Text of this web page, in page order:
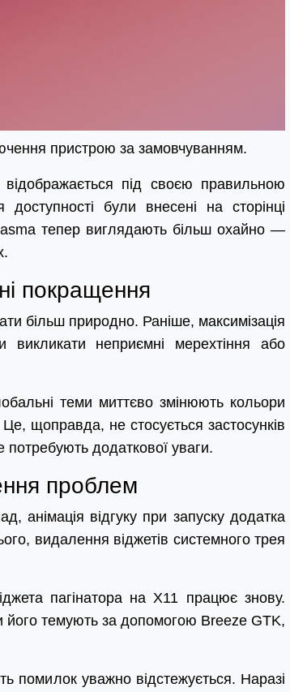
пристрою за замовчуванням.
під своєю правильною
були внесені на сторінці
тепер виглядають більш охайно —
покращення
більш природно. Раніше, максимізація
неприємні мерехтіння або
теми миттєво змінюють кольори
щоправда, не стосується застосунків
потребують додаткової уваги.
проблем
анімація відгуку при запуску додатка
видалення віджетів системного трея
пагінатора на X11 працює знову.
темують за допомогою Breeze GTK,
помилок уважно відстежується. Наразі